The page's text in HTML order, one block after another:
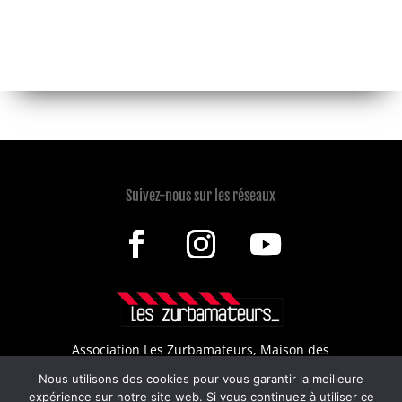
Suivez-nous sur les réseaux
Association Les Zurbamateurs, Maison des
associations, boîte n°41
28 rue Denfert Rochereau 69004 Lyon
Nous utilisons des cookies pour vous garantir la meilleure
expérience sur notre site web. Si vous continuez à utiliser ce